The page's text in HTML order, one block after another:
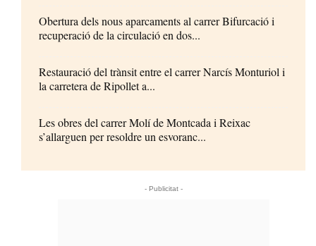
Obertura dels nous aparcaments al carrer Bifurcació i
recuperació de la circulació en dos...
Restauració del trànsit entre el carrer Narcís Monturiol i
la carretera de Ripollet a...
Les obres del carrer Molí de Montcada i Reixac
s’allarguen per resoldre un esvoranc...
- Publicitat -